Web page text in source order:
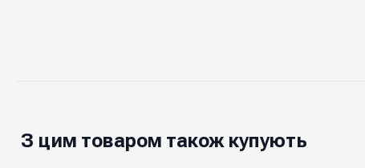
З цим товаром також купують